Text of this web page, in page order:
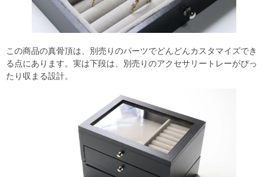
この商品の真骨頂は、別売りのパーツでどんどんカスタマイズでき
る点にあります。実は下段は、別売りのアクセサリートレーがぴっ
たり収まる設計。